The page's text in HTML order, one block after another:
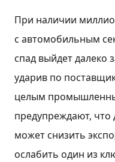
При наличии
с автомобильным
спад выйдет далеко
ударив по
целым
предупреждают,
может снизить
ослабить один из